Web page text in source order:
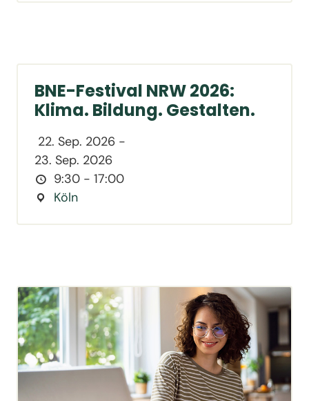
BNE-Festival NRW 2026:
Klima. Bildung. Gestalten.
22. Sep. 2026 -
23. Sep. 2026
9:30 - 17:00
Köln